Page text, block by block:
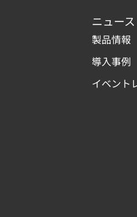
ニュース
製品情報
導入事例
イベント